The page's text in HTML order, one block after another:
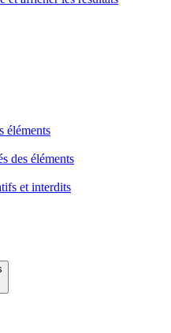
éléments
des éléments
et interdits